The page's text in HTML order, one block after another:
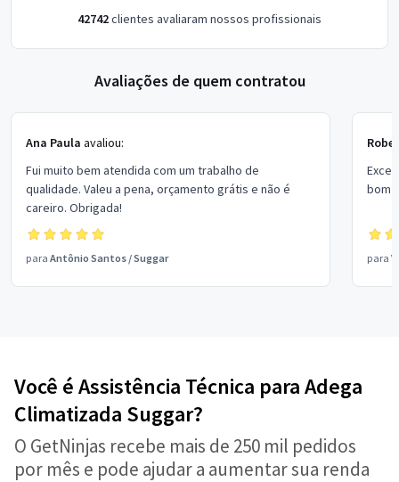
42742clientes avaliaram nossos profissionais
Avaliações de quem contratou
Ana Paula avaliou:
Fui muito bem atendida com um trabalho de
qualidade. Valeu a pena, orçamento grátis e não é
careiro. Obrigada!
para Antônio Santos /Suggar
bom
para
Você é Assistência Técnica para Adega
Climatizada Suggar?
O GetNinjas recebe mais de 250 mil pedidos
por mês e pode ajudar a aumentar sua renda